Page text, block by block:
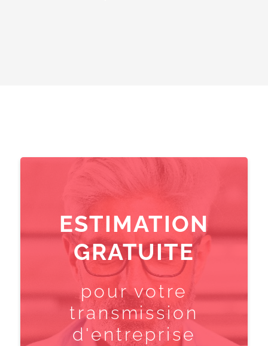
ESTIMATION
GRATUITE
pour votre
transmission
d'entreprise